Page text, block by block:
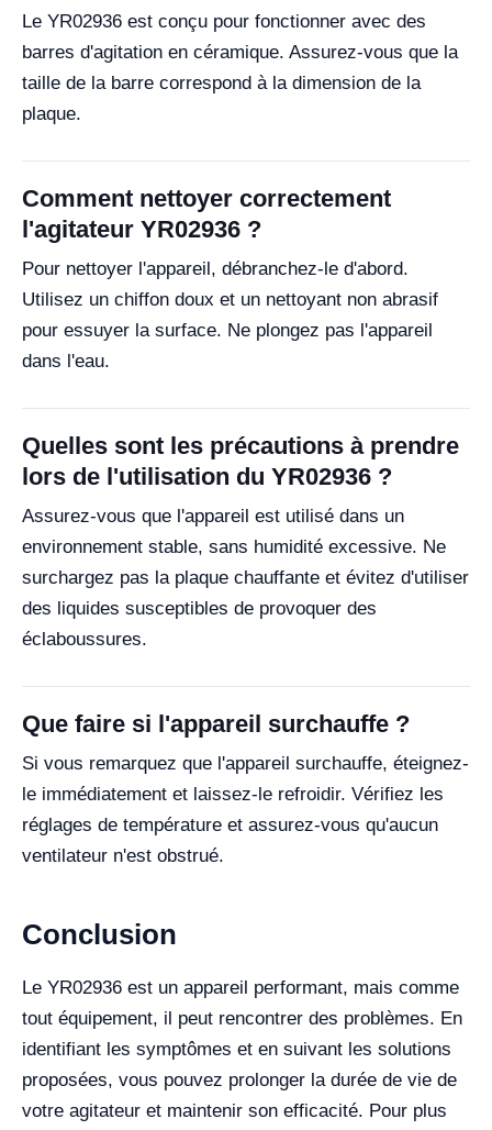
Le YR02936 est conçu pour fonctionner avec des
barres d'agitation en céramique. Assurez-vous que la
taille de la barre correspond à la dimension de la
plaque.
Comment nettoyer correctement
l'agitateur YR02936 ?
Pour nettoyer l'appareil, débranchez-le d'abord.
Utilisez un chiffon doux et un nettoyant non abrasif
pour essuyer la surface. Ne plongez pas l'appareil
dans l'eau.
Quelles sont les précautions à prendre
lors de l'utilisation du YR02936 ?
Assurez-vous que l'appareil est utilisé dans un
environnement stable, sans humidité excessive. Ne
surchargez pas la plaque chauffante et évitez d'utiliser
des liquides susceptibles de provoquer des
éclaboussures.
Que faire si l'appareil surchauffe ?
Si vous remarquez que l'appareil surchauffe, éteignez-
le immédiatement et laissez-le refroidir. Vérifiez les
réglages de température et assurez-vous qu'aucun
ventilateur n'est obstrué.
Conclusion
Le YR02936 est un appareil performant, mais comme
tout équipement, il peut rencontrer des problèmes. En
identifiant les symptômes et en suivant les solutions
proposées, vous pouvez prolonger la durée de vie de
votre agitateur et maintenir son efficacité. Pour plus